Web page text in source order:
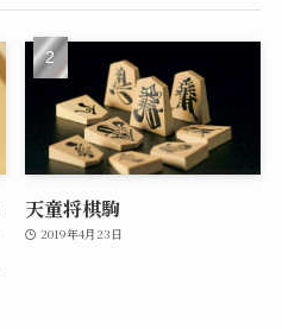
天童将棋駒
2019年4月23日